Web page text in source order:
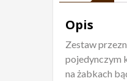
Opis
Zestaw
pojedynczym
na żabkach